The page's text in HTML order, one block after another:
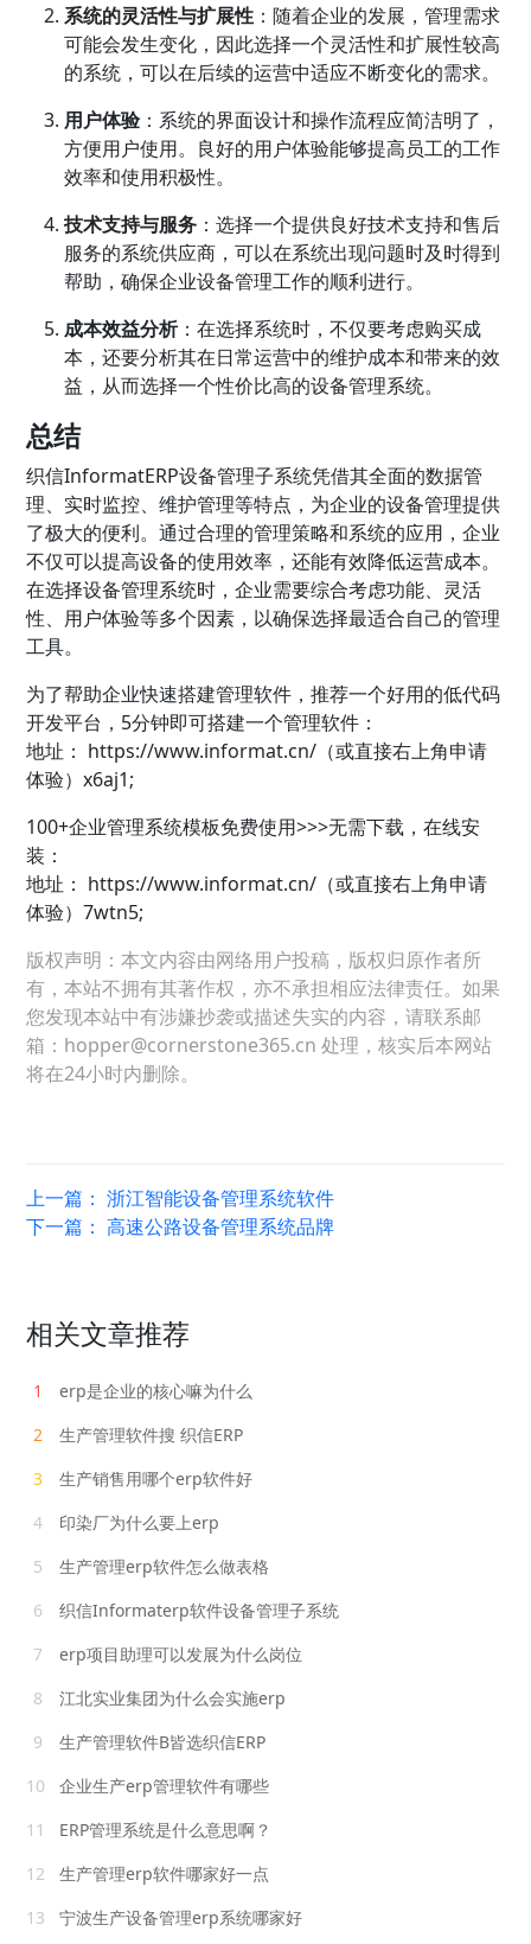
系统的灵活性与扩展性 ：随着企业的发展，管理需求
可能会发生变化，因此选择一个灵活性和扩展性较高
的系统，可以在后续的运营中适应不断变化的需求。
用户体验：系统的界面设计和操作流程应简洁明了，
方便用户使用。良好的用户体验能够提高员工的工作
效率和使用积极性。
技术支持与服务 ：选择一个提供良好技术支持和售后
服务的系统供应商，可以在系统出现问题时及时得到
帮助，确保企业设备管理工作的顺利进行。
成本效益分析：在选择系统时，不仅要考虑购买成
本，还要分析其在日常运营中的维护成本和带来的效
益，从而选择一个性价比高的设备管理系统。
总结
织信InformatERP设备管理子系统凭借其全面的数据管
理、实时监控、维护管理等特点，为企业的设备管理提供
了极大的便利。通过合理的管理策略和系统的应用，企业
不仅可以提高设备的使用效率，还能有效降低运营成本。
在选择设备管理系统时，企业需要综合考虑功能、灵活
性、用户体验等多个因素，以确保选择最适合自己的管理
工具。
为了帮助企业快速搭建管理软件，推荐一个好用的低代码
开发平台，5分钟即可搭建一个管理软件：
地址： https://www.informat.cn/（或直接右上角申请
体验）x6aj1;
100+企业管理系统模板免费使用>>>无需下载，在线安
装：
地址： https://www.informat.cn/（或直接右上角申请
体验）7wtn5;
版权声明：本文内容由网络用户投稿，版权归原作者所
有，本站不拥有其著作权，亦不承担相应法律责任。如果
您发现本站中有涉嫌抄袭或描述失实的内容，请联系邮
箱：hopper@cornerstone365.cn 处理，核实后本网站
将在24小时内删除。
上一篇：浙江智能设备管理系统软件
下一篇：高速公路设备管理系统品牌
相关文章推荐
1
erp是企业的核心嘛为什么
2
生产管理软件搜 织信ERP
3
生产销售用哪个erp软件好
4
印染厂为什么要上erp
5
生产管理erp软件怎么做表格
6
织信Informaterp软件设备管理子系统
7
erp项目助理可以发展为什么岗位
8
江北实业集团为什么会实施erp
9
生产管理软件B皆选织信ERP
10
企业生产erp管理软件有哪些
11
ERP管理系统是什么意思啊？
12
生产管理erp软件哪家好一点
13
宁波生产设备管理erp系统哪家好